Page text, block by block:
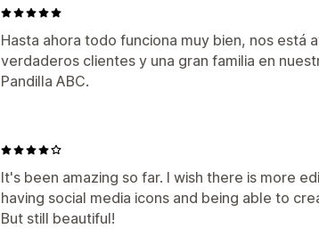
Hasta ahora todo funciona muy bien, nos está
verdaderos clientes y una gran familia en
Pandilla ABC.
It's been amazing so far. I wish there is more
having social media icons and being able to
But still beautiful!